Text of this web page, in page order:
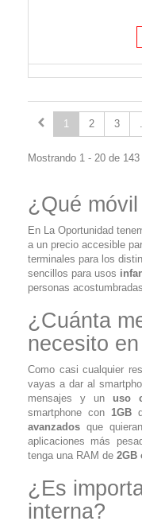
1 2 3
Mostrando 1 - 20 de
¿Qué
En La Oportunidad
a un precio accesible
terminales para los
sencillos para usos
personas
¿Cuánta
necesito
Como casi cualquier
vayas a dar al
mensajes y un uso
smartphone con 1GB
avanzados que
aplicaciones más
tenga una RAM de 2GB
¿Es
interna?